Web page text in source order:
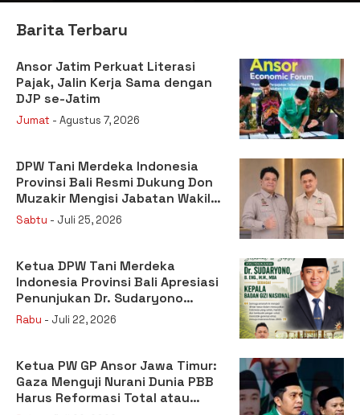
Barita Terbaru
Ansor Jatim Perkuat Literasi
Pajak, Jalin Kerja Sama dengan
DJP se-Jatim
Jumat - Agustus 7, 2026
DPW Tani Merdeka Indonesia
Provinsi Bali Resmi Dukung Don
Muzakir Mengisi Jabatan Wakil
Menteri Pertanian RI
Sabtu - Juli 25, 2026
Ketua DPW Tani Merdeka
Indonesia Provinsi Bali Apresiasi
Penunjukan Dr. Sudaryono
sebagai Kepala Badan Gizi
Rabu - Juli 22, 2026
Ketua PW GP Ansor Jawa Timur:
Gaza Menguji Nurani Dunia PBB
Harus Reformasi Total atau